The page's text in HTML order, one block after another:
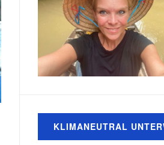
KLIMANEUTRAL